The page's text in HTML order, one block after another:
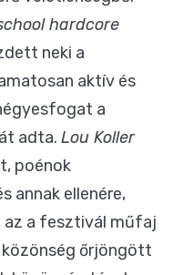
hardcore
neki a
aktív és
a
adta. Lou Koller
poénok
annak ellenére,
az a fesztivál műfaj
őrjöngött